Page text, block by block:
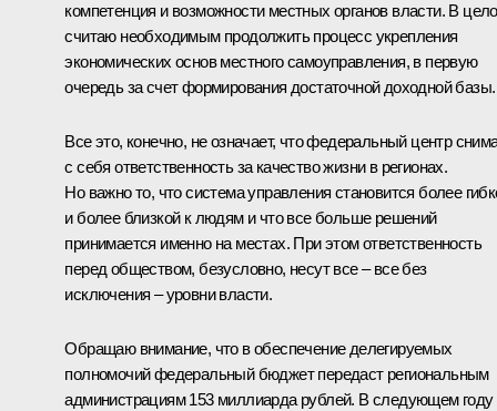
компетенция и возможности местных органов власти. В
считаю необходимым продолжить процесс укрепления
экономических основ местного самоуправления, в первую
очередь за счет формирования достаточной доходной базы.
Все это, конечно, не означает, что федеральный центр
с себя ответственность за качество жизни в регионах.
Но важно то, что система управления становится более
и более близкой к людям и что все больше решений
принимается именно на местах. При этом ответственность
перед обществом, безусловно, несут все – все без
исключения – уровни власти.
Обращаю внимание, что в обеспечение делегируемых
полномочий федеральный бюджет передаст региональным
администрациям 153 миллиарда рублей. В следующем году